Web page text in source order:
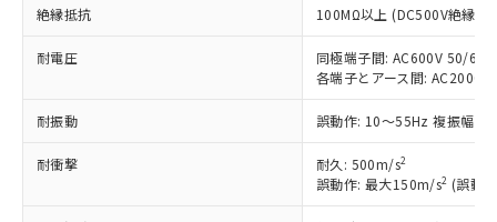
絶縁抵抗 100MΩ以上 (DC500V絶縁抵
耐電圧
同極端子間: AC600V 50/
各端子とアース間:
耐振動 誤動作: 10～55Hz 複振幅
耐衝撃 耐久: 500m/s2
誤動作: 最大150m/s2 (誤動
※1 対応状況
対応済み：EU RoHS指令（10物質）の
非含有に対応した製品が提供可能な商品で
対応予定：EU RoHS指令（10物質）の非含
有に対応した製品に切り替える予定のある
対応予定なし：EU RoHS指令（10物質）の